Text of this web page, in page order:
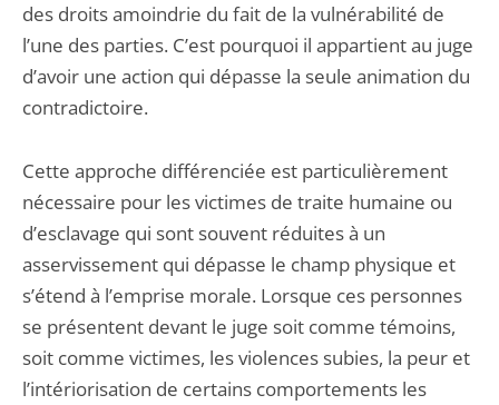
des droits amoindrie du fait de la vulnérabilité de
l’une des parties. C’est pourquoi il appartient au juge
d’avoir une action qui dépasse la seule animation du
contradictoire.
Cette approche différenciée est particulièrement
nécessaire pour les victimes de traite humaine ou
d’esclavage qui sont souvent réduites à un
asservissement qui dépasse le champ physique et
s’étend à l’emprise morale. Lorsque ces personnes
se présentent devant le juge soit comme témoins,
soit comme victimes, les violences subies, la peur et
l’intériorisation de certains comportements les